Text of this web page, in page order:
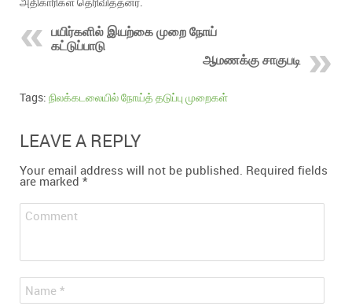
பயிர்களில் இயற்கை முறை நோய்
கட்டுப்பாடு
ஆமணக்கு சாகுபடி
Tags: நிலக்கடலையில் நோய்த் தடுப்பு முறைகள்
LEAVE A REPLY
Your email address will not be published. Required fields
are marked *
Comment
Name *